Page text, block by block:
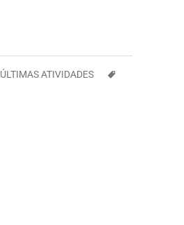
ÚLTIMAS ATIVIDADES